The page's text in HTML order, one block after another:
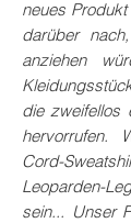
neues
darüber
anziehen
die zweifellos
hervorrufen.
Cord-
Leoparden-
sein... Unser